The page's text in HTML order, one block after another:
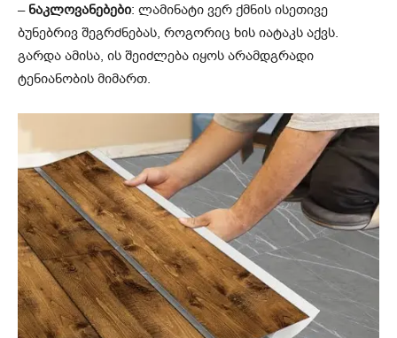
– ნაკლოვანებები: ლამინატი ვერ ქმნის ისეთივე
ბუნებრივ შეგრძნებას, როგორიც ხის იატაკს აქვს.
გარდა ამისა, ის შეიძლება იყოს არამდგრადი
ტენიანობის მიმართ.